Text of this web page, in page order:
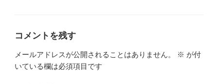
コメントを残す
メールアドレスが公開されることはありません。 ※ が付
いている欄は必須項目です